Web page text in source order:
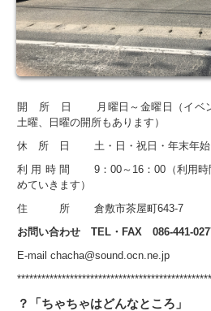
開 所 日 月曜日～金曜日（イベン
土曜、日曜の開所もあります）
休 所 日 土・日・祝日・年末年始
利 用 時 間 9：00～16：00（利用時
めていきます）
住 所 倉敷市茶屋町643-7
お問い合わせ TEL・FAX 086-441-
E-mail chacha@sound.ocn.ne.jp
？「ちゃちゃはどんなところ」